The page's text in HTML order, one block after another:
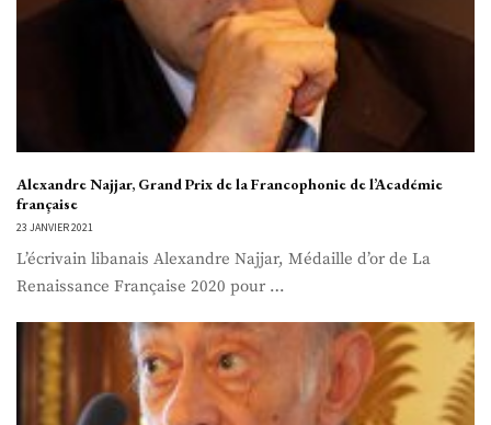
Alexandre Najjar, Grand Prix de la Francophonie de l’Académie
française
23 JANVIER 2021
L’écrivain libanais Alexandre Najjar, Médaille d’or de La
Renaissance Française 2020 pour …